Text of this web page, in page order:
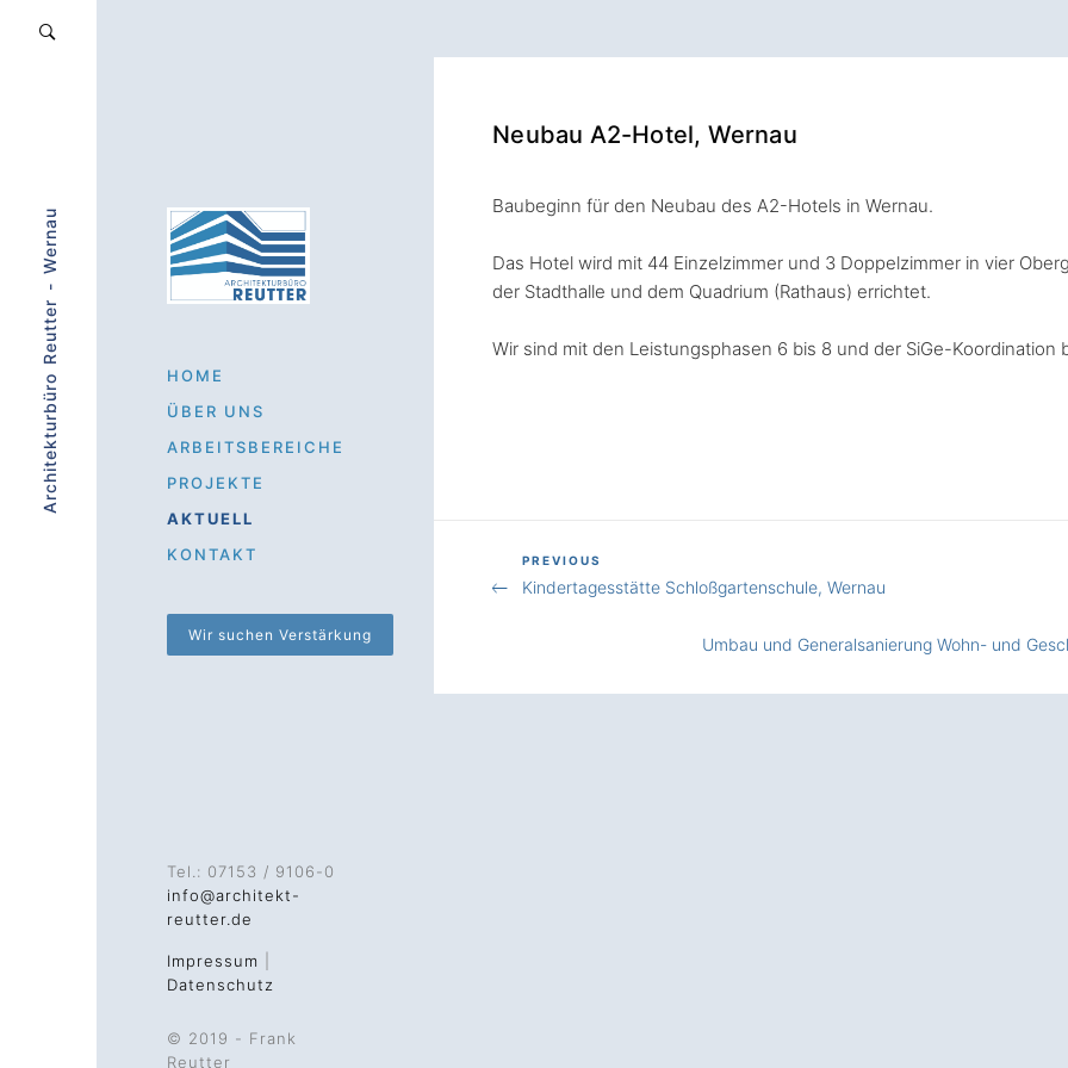
Architekturbüro Reutter - Wernau
HOME
ÜBER UNS
ARBEITSBEREICHE
PROJEKTE
AKTUELL
KONTAKT
Wir suchen Verstärkung
Tel.: 07153 / 9106-0
info@architekt-
reutter.de
Impressum
Datenschutz
© 2019 - Frank
Reutter
Neubau A2-Hotel, Wernau
Baubeginn für den Neubau des A2-Hotels in Wernau.
Das Hotel wird mit 44 Einzelzimmer und 3 Doppelzimmer in vier
der Stadthalle und dem Quadrium (Rathaus) errichtet.
Wir sind mit den Leistungsphasen 6 bis 8 und der SiGe-Koordination
Beitragsnavigation
Previous
Post
PREVIOUS
Kindertagesstätte Schloßgartenschule, Wernau
Post
Umbau und Generalsanierung Wohn- und